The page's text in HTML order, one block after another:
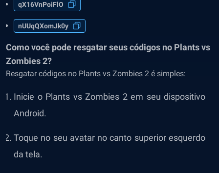
qX16VnPoiFlO
nUUqQXomJk0y
Como você pode resgatar seus códigos no Plants vs
Zombies 2?
Resgatar códigos no Plants vs Zombies 2 é simples:
Inicie o Plants vs Zombies 2 em seu dispositivo
Android.
Toque no seu avatar no canto superior esquerdo
da tela.